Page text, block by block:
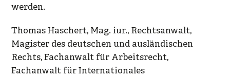
werden.
Thomas Haschert, Mag. iur., Rechtsanwalt,
Magister des deutschen und ausländischen
Rechts, Fachanwalt für Arbeitsrecht,
Fachanwalt für Internationales